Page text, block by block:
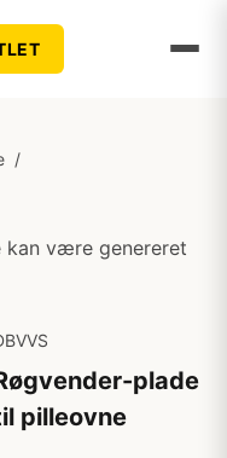
/
kan være genereret
plade
pilleovne